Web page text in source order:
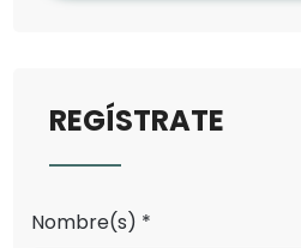
REGÍSTRATE
Nombre(s) *